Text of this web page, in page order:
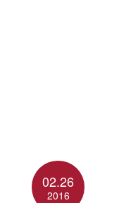
02.26
2016